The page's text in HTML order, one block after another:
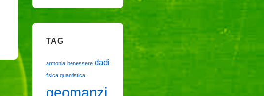
TAG
armonia benessere dadi
fisica quantistica
geomanzi